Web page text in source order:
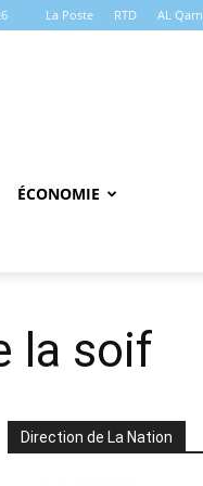
La Poste RTD AL Qarn
ÉCONOMIE
la soif
Direction de La Nation